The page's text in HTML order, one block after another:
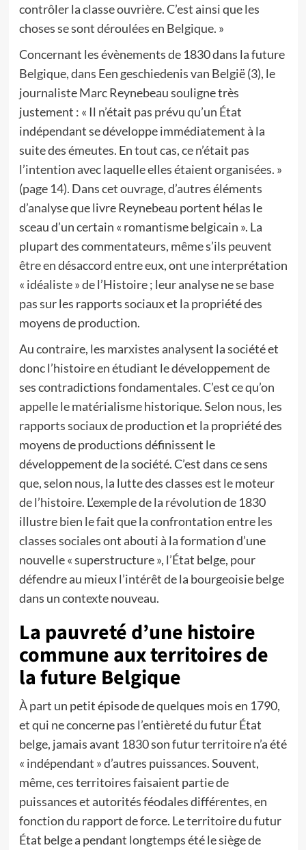
contrôler la classe ouvrière. C’est ainsi que les
choses se sont déroulées en Belgique. »
Concernant les évènements de 1830 dans la future
Belgique, dans Een geschiedenis van België (3), le
journaliste Marc Reynebeau souligne très
justement : « Il n’était pas prévu qu’un État
indépendant se développe immédiatement à la
suite des émeutes. En tout cas, ce n’était pas
l’intention avec laquelle elles étaient organisées. »
(page 14). Dans cet ouvrage, d’autres éléments
d’analyse que livre Reynebeau portent hélas le
sceau d’un certain « romantisme belgicain ». La
plupart des commentateurs, même s’ils peuvent
être en désaccord entre eux, ont une interprétation
« idéaliste » de l’Histoire ; leur analyse ne se base
pas sur les rapports sociaux et la propriété des
moyens de production.
Au contraire, les marxistes analysent la société et
donc l’histoire en étudiant le développement de
ses contradictions fondamentales. C’est ce qu’on
appelle le matérialisme historique. Selon nous, les
rapports sociaux de production et la propriété des
moyens de productions définissent le
développement de la société. C’est dans ce sens
que, selon nous, la lutte des classes est le moteur
de l’histoire. L’exemple de la révolution de 1830
illustre bien le fait que la confrontation entre les
classes sociales ont abouti à la formation d’une
nouvelle « superstructure », l’État belge, pour
défendre au mieux l’intérêt de la bourgeoisie belge
dans un contexte nouveau.
La pauvreté d’une histoire
commune aux territoires de
la future Belgique
À part un petit épisode de quelques mois en 1790,
et qui ne concerne pas l’entièreté du futur État
belge, jamais avant 1830 son futur territoire n’a été
« indépendant » d’autres puissances. Souvent,
même, ces territoires faisaient partie de
puissances et autorités féodales différentes, en
fonction du rapport de force. Le territoire du futur
État belge a pendant longtemps été le siège de